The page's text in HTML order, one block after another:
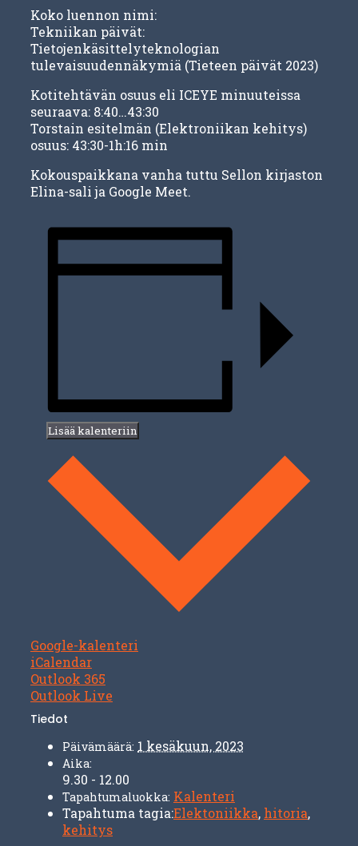
Koko luennon nimi:
Tekniikan päivät:
Tietojenkäsittelyteknologian
tulevaisuudennäkymiä (Tieteen päivät 2023)
Kotitehtävän osuus eli ICEYE minuuteissa
seuraava: 8:40…43:30
Torstain esitelmän (Elektroniikan kehitys)
osuus: 43:30-1h:16 min
Kokouspaikkana vanha tuttu Sellon kirjaston
Elina-sali ja Google Meet.
Lisää kalenteriin
Google-kalenteri
iCalendar
Outlook 365
Outlook Live
Tiedot
Päivämäärä: 1 kesäkuun, 2023
Aika:
9.30 - 12.00
Tapahtumaluokka: Kalenteri
Tapahtuma tagia:Elektoniikka, hitoria,
kehitys